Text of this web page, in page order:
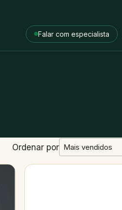
Falar com especialista
Ordenar por